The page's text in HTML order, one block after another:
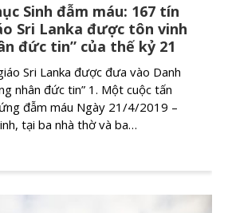
Sinh đẫm máu: 167 tín
Sri Lanka được tôn vinh
đức tin” của thế kỷ 21
Sri Lanka được đưa vào Danh
nhân đức tin” 1. Một cuộc tấn
đẫm máu Ngày 21/4/2019 –
tại ba nhà thờ và ba…